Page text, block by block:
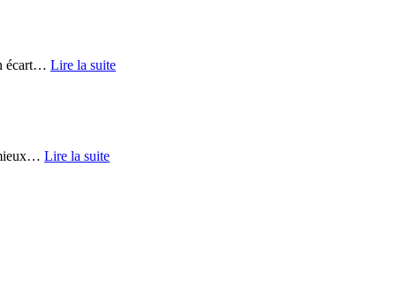
écart… Lire la suite
… Lire la suite